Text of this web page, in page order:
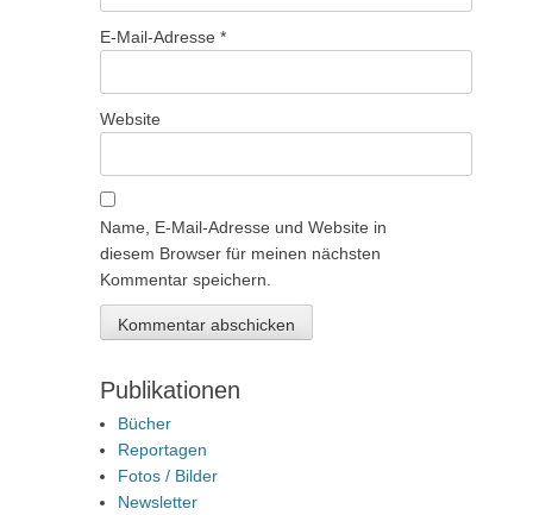
E-Mail-Adresse *
Website
Name, E-Mail-Adresse und Website in
diesem Browser für meinen nächsten
Kommentar speichern.
Publikationen
Bücher
Reportagen
Fotos / Bilder
Newsletter